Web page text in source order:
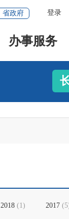
登录
省政府
办事服务
2018 (1) 2017 (5